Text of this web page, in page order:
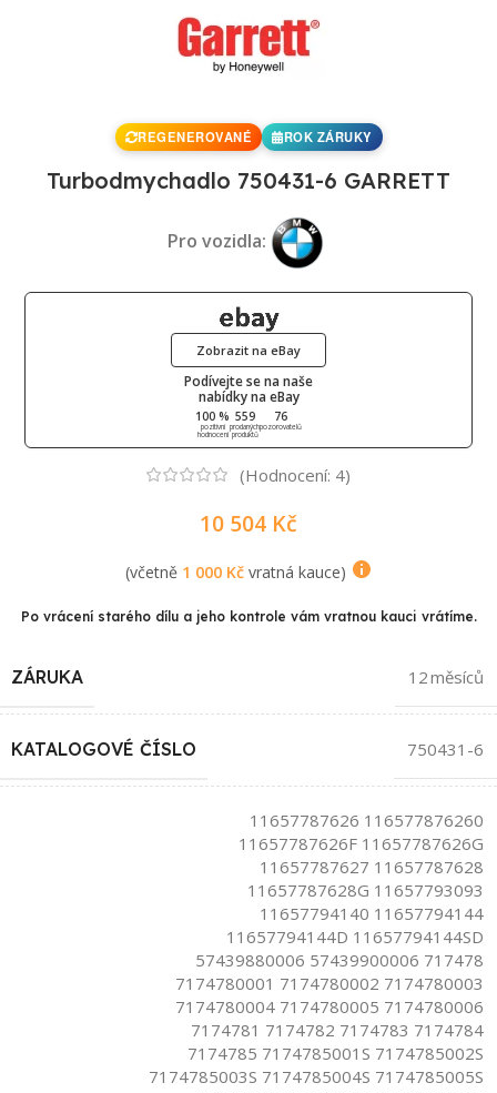
REGENEROVANÉ ROK ZÁRUKY
Turbodmychadlo 750431-6 GARRETT
Pro vozidla:
Podívejte se na naše
nabídky na eBay
100 %
pozitivní
hodnocení
559
prodaných
produktů
76
pozorovatelů
Zobrazit na eBay
(Hodnocení: 4)
10 504 Kč
(včetně 1 000 Kčvratná kauce)
Po vrácení starého dílu a jeho kontrole vám vratnou kauci vrátíme.
ZÁRUKA 12 měsíců
KATALOGOVÉ ČÍSLO 750431-6
11657787626 116577876260
11657787626F 11657787626G
11657787627 11657787628
11657787628G 11657793093
11657794140 11657794144
11657794144D 11657794144SD
57439880006 57439900006 717478
7174780001 7174780002 7174780003
7174780004 7174780005 7174780006
7174781 7174782 7174783 7174784
7174785 7174785001S 7174785002S
7174785003S 7174785004S 7174785005S